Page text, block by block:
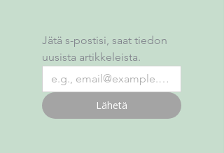
Jätä s-postisi, saat tiedon
uusista artikkeleista.
Lähetä